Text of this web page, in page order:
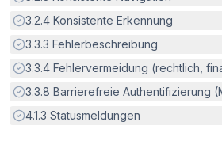
Erfüllt:
3.2.4 Konsistente Erkennung
Erfüllt:
3.3.3 Fehlerbeschreibung
Erfüllt:
3.3.4 Fehlervermeidung (rechtlich,
Erfüllt:
3.3.8 Barrierefreie Authentifizierung
Erfüllt:
4.1.3 Statusmeldungen